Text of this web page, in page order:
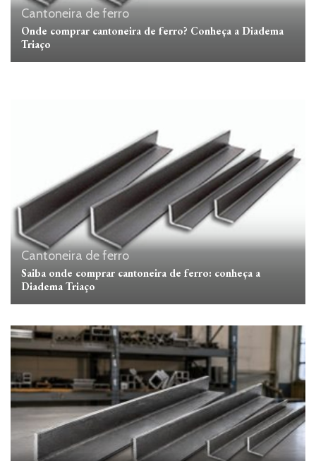
Cantoneira de ferro
Onde comprar cantoneira de ferro? Conheça a Diadema
Triaço
Cantoneira de ferro
Saiba onde comprar cantoneira de ferro: conheça a
Diadema Triaço